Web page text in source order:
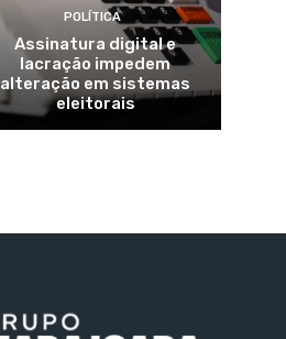
POLÍTICA
Assinatura digital e
lacração impedem
alteração em sistemas
eleitorais